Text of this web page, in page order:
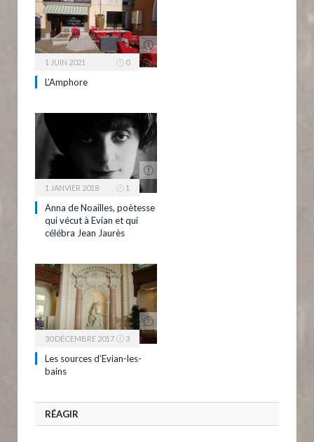
1 JUIN 2021 0
L’Amphore
1 JANVIER 2018 1
Anna de Noailles, poètesse
qui vécut à Evian et qui
célébra Jean Jaurès
30 DÉCEMBRE 2017 3
Les sources d’Evian-les-
bains
RÉAGIR